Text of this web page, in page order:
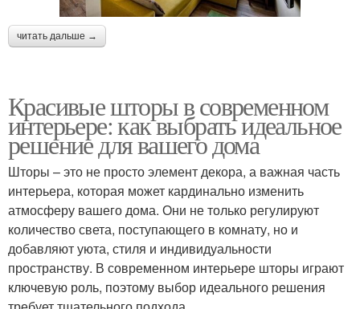
читать дальше →
Красивые шторы в современном
интерьере: как выбрать идеальное
решение для вашего дома
Шторы – это не просто элемент декора, а важная часть
интерьера, которая может кардинально изменить
атмосферу вашего дома. Они не только регулируют
количество света, поступающего в комнату, но и
добавляют уюта, стиля и индивидуальности
пространству. В современном интерьере шторы играют
ключевую роль, поэтому выбор идеального решения